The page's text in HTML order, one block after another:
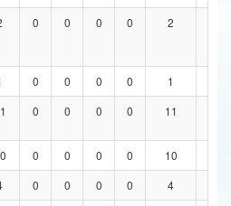
Direitos Humanos
0 0 0 0 2
0 0 0 0 1
0 0 0 0 11
0 0 0 0 10
0 0 0 0 4